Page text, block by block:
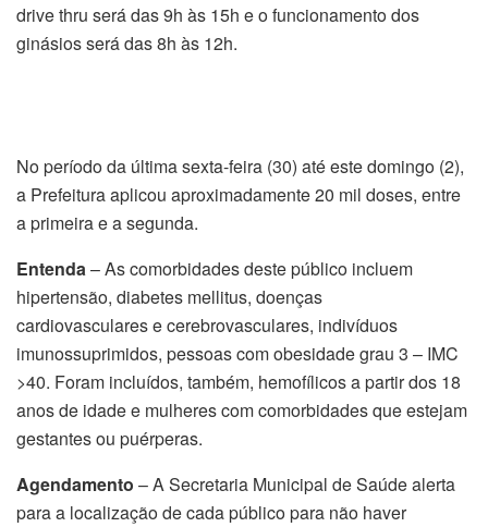
drive thru será das 9h às 15h e o funcionamento dos
ginásios será das 8h às 12h.
No período da última sexta-feira (30) até este domingo (2),
a Prefeitura aplicou aproximadamente 20 mil doses, entre
a primeira e a segunda.
Entenda– As comorbidades deste público incluem
hipertensão, diabetes mellitus, doenças
cardiovasculares e cerebrovasculares, indivíduos
imunossuprimidos, pessoas com obesidade grau 3 – IMC
>40. Foram incluídos, também, hemofílicos a partir dos 18
anos de idade e mulheres com comorbidades que estejam
gestantes ou puérperas.
Agendamento – A Secretaria Municipal de Saúde alerta
para a localização de cada público para não haver